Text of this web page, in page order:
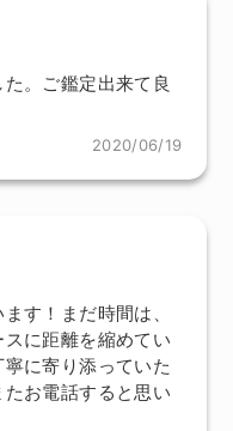
。ご鑑定出来て良
2020/06/19
す！まだ時間は、
に距離を縮めてい
に寄り添っていた
お電話すると思い